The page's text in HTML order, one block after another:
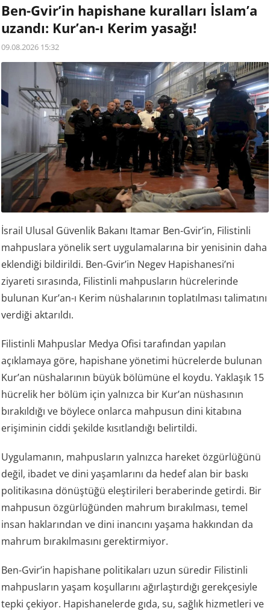
Ben-Gvir’in hapishane kuralları İslam’a
uzandı: Kur’an-ı Kerim yasağı!
09.08.2026 15:32
İsrail Ulusal Güvenlik Bakanı Itamar Ben-Gvir’in, Filistinli
mahpuslara yönelik sert uygulamalarına bir yenisinin daha
eklendiği bildirildi. Ben-Gvir’in Negev Hapishanesi’ni
ziyareti sırasında, Filistinli mahpusların hücrelerinde
bulunan Kur’an-ı Kerim nüshalarının toplatılması talimatını
verdiği aktarıldı.
Filistinli Mahpuslar Medya Ofisi tarafından yapılan
açıklamaya göre, hapishane yönetimi hücrelerde bulunan
Kur’an nüshalarının büyük bölümüne el koydu. Yaklaşık 15
hücrelik her bölüm için yalnızca bir Kur’an nüshasının
bırakıldığı ve böylece onlarca mahpusun dini kitabına
erişiminin ciddi şekilde kısıtlandığı belirtildi.
Uygulamanın, mahpusların yalnızca hareket özgürlüğünü
değil, ibadet ve dini yaşamlarını da hedef alan bir baskı
politikasına dönüştüğü eleştirileri beraberinde getirdi. Bir
mahpusun özgürlüğünden mahrum bırakılması, temel
insan haklarından ve dini inancını yaşama hakkından da
mahrum bırakılmasını gerektirmiyor.
Ben-Gvir’in hapishane politikaları uzun süredir Filistinli
mahpusların yaşam koşullarını ağırlaştırdığı gerekçesiyle
tepki çekiyor. Hapishanelerde gıda, su, sağlık hizmetleri ve